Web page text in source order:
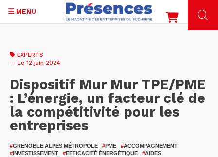
contenu
MENU
EXPERTS
— Le 12 juin 2024
Dispositif Mur Mur TPE/PME
: L’énergie, un facteur clé de
la compétitivité pour les
entreprises
#GRENOBLE ALPES MÉTROPOLE #PME #ACCOMPAGNEMENT
#INVESTISSEMENT #EFFICACITÉ ÉNERGÉTIQUE #AIDES